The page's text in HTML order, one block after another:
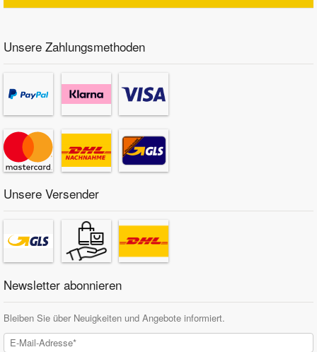
Unsere Zahlungsmethoden
Unsere Versender
Newsletter abonnieren
Bleiben Sie über Neuigkeiten und Angebote informiert.